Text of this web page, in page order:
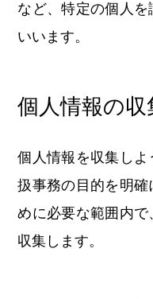
など、特定の個人
いいます。
個人情報の収
個人情報を収集し
扱事務の目的を明
めに必要な範囲内で
収集します。